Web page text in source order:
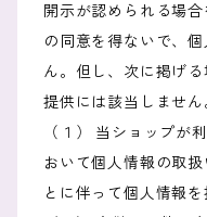
開示が認められる場
の同意を得ないで、
ん。但し、次に掲げ
提供には該当しません
（１） 当ショップが
おいて個人情報の取
とに伴って個人情報